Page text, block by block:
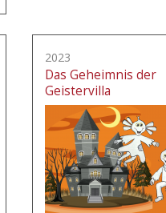
2023
Das Geheimnis der
Geistervilla